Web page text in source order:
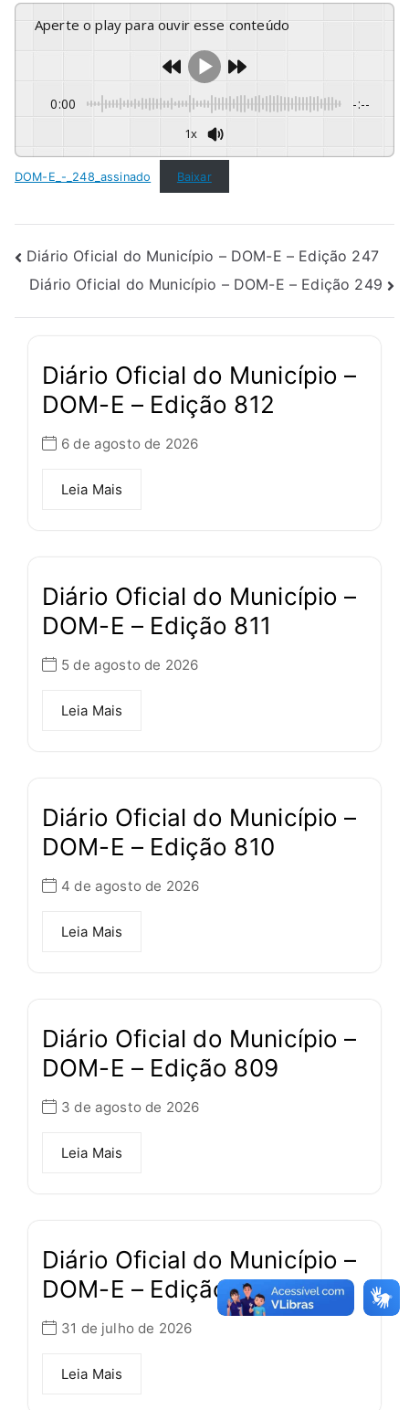
Aperte o play para ouvir esse conteúdo
0:00 -:--
1x
DOM-E_-_248_assinado Baixar
Diário Oficial do Município – DOM-E – Edição 247
Diário Oficial do Município – DOM-E – Edição 249
Diário Oficial do Município –
DOM-E – Edição 812
6 de agosto de 2026
Leia Mais
Diário Oficial do Município –
DOM-E – Edição 811
5 de agosto de 2026
Leia Mais
Diário Oficial do Município –
DOM-E – Edição 810
4 de agosto de 2026
Leia Mais
Diário Oficial do Município –
DOM-E – Edição 809
3 de agosto de 2026
Leia Mais
Diário Oficial do Município –
DOM-E – Edição 808
31 de julho de 2026
Leia Mais